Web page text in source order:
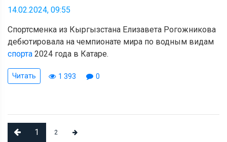
14.02.2024, 09:55
Спортсменка из Кыргызстана Елизавета Рогожникова
дебютировала на чемпионате мира по водным видам
спорта 2024 года в Катаре.
Читать 1 393 0
1 2